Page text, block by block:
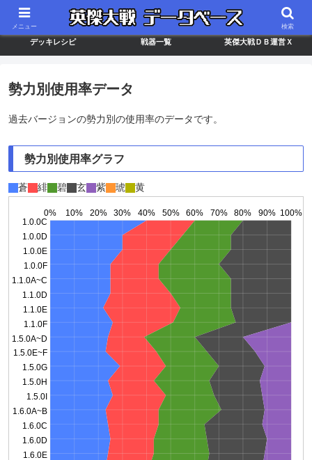
最新バージョン情報 武将ランキング カードリスト
デッキレシピ 戦器一覧 英傑大戦ＤＢ運営Ｘ
勢力別使用率データ
過去バージョンの勢力別の使用率のデータです。
勢力別使用率グラフ
蒼 緋 碧 玄 紫 琥 黄
0% 10% 20% 30% 40% 50% 60% 70% 80% 90% 100%
1.0.0C
1.0.0D
1.0.0E
1.0.0F
1.1.0A~C
1.1.0D
1.1.0E
1.1.0F
1.5.0A~D
1.5.0E~F
1.5.0G
1.5.0H
1.5.0I
1.6.0A~B
1.6.0C
1.6.0D
1.6.0E
メニュー 検索